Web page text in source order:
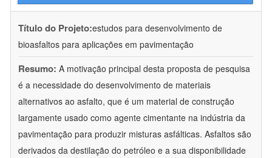
Título do Projeto:estudos para desenvolvimento de
bioasfaltos para aplicações em pavimentação
Resumo: A motivação principal desta proposta de pesquisa
é a necessidade do desenvolvimento de materiais
alternativos ao asfalto, que é um material de construção
largamente usado como agente cimentante na indústria da
pavimentação para produzir misturas asfálticas. Asfaltos são
derivados da destilação do petróleo e a sua disponibilidade